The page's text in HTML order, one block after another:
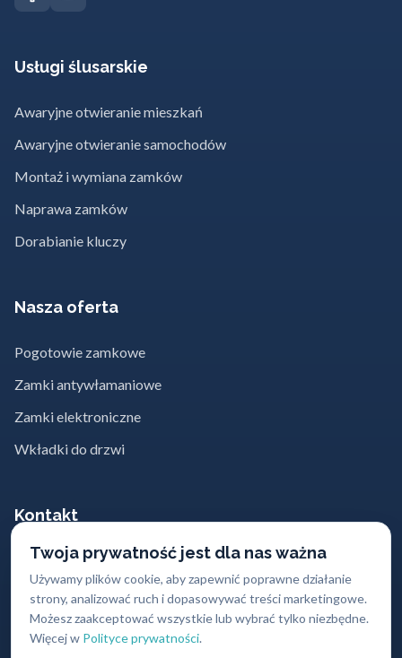
Twoja prywatność jest dla nas ważna
Używamy plików cookie, aby zapewnić poprawne działanie
strony, analizować ruch i dopasowywać treści marketingowe.
Możesz zaakceptować wszystkie lub wybrać tylko niezbędne.
Więcej w Polityce prywatności.
Usługi ślusarskie
Awaryjne otwieranie mieszkań
Awaryjne otwieranie samochodów
Montaż i wymiana zamków
Naprawa zamków
Dorabianie kluczy
Nasza oferta
Pogotowie zamkowe
Zamki antywłamaniowe
Zamki elektroniczne
Wkładki do drzwi
Kontakt
662 869 662
kontakt@abc-zabezpieczen.pl
Sklepy z zamkami w największych